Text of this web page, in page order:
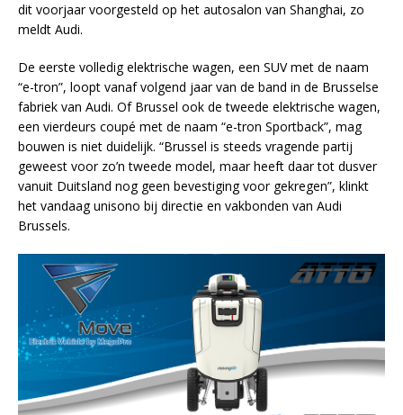
dit voorjaar voorgesteld op het autosalon van Shanghai, zo
meldt Audi.
De eerste volledig elektrische wagen, een SUV met de naam
“e-tron”, loopt vanaf volgend jaar van de band in de Brusselse
fabriek van Audi. Of Brussel ook de tweede elektrische wagen,
een vierdeurs coupé met de naam “e-tron Sportback”, mag
bouwen is niet duidelijk. “Brussel is steeds vragende partij
geweest voor zo’n tweede model, maar heeft daar tot dusver
vanuit Duitsland nog geen bevestiging voor gekregen”, klinkt
het vandaag unisono bij directie en vakbonden van Audi
Brussels.